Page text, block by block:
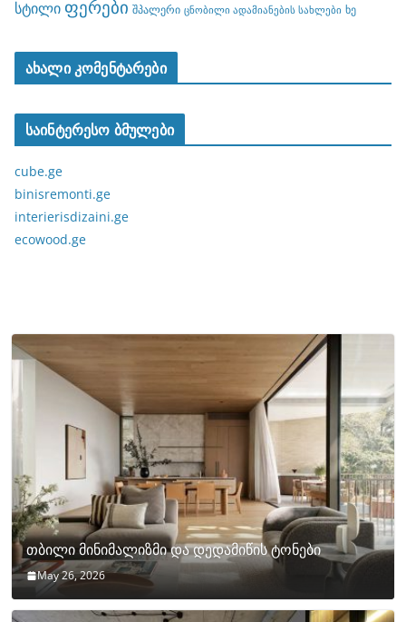
სტილი ფერები შპალერი ცნობილი ადამიანების სახლები ხე
ახალი კომენტარები
საინტერესო ბმულები
cube.ge
binisremonti.ge
interierisdizaini.ge
ecowood.ge
თბილი მინიმალიზმი და დედამიწის ტონები
May 26, 2026